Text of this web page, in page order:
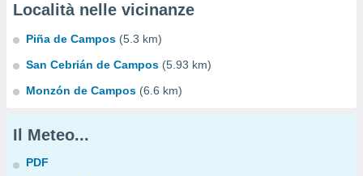
Località nelle vicinanze
Piña de Campos (5.3 km)
San Cebrián de Campos (5.93 km)
Monzón de Campos (6.6 km)
Il Meteo...
PDF